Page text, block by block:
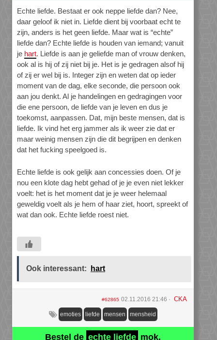
Echte liefde. Bestaat er ook neppe liefde dan? Nee,
daar geloof ik niet in. Liefde dient bij voorbaat echt te
zijn, anders is het geen liefde. Maar wat is “echte”
liefde dan? Echte liefde is houden van iemand; vanuit
je hart. Liefde is aan je geliefde man of vrouw denken,
ook al is hij of zij niet bij je. Het is je gedragen alsof hij
of zij er wel bij is. Integer zijn en weten dat op ieder
moment van de dag, elke seconde, die persoon ook
aan jou denkt. Al je handelingen en gedragingen voor
die ene persoon, de liefde van je leven en dus je
toekomst, aanpassen. Dat, mijn beste mensen, dat is
liefde. Ik vind het erg jammer als ik weer zie dat er
maar weinig mensen zijn die dit begrijpen en denken
dat het fucking speelgoed is.
Echte liefde is ook gelijk aan concessies doen. Of je
nou een klote dag hebt gehad of je je even niet lekker
voelt: het is het moment dat je je weer helemaal
geweldig voelt als je hem of haar ziet, hoort, spreekt of
wat dan ook. Echte liefde roest niet.
Ook interessant: hart
#62865 02.11.2016 21:46 CKA
emoties liefde mensen mensheid
Bestel de echte liefde mok.